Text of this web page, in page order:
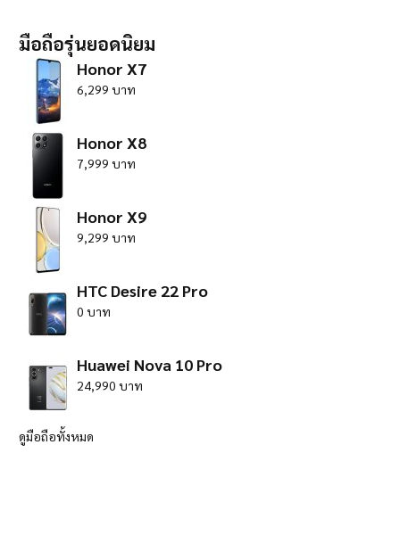
มือถือรุ่นยอดนิยม
Honor X7
6,299 บาท
Honor X8
7,999 บาท
Honor X9
9,299 บาท
HTC Desire 22 Pro
0 บาท
Huawei Nova 10 Pro
24,990 บาท
ดูมือถือทั้งหมด